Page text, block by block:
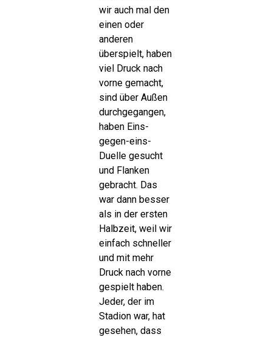
wir auch mal den
einen oder
anderen
überspielt, haben
viel Druck nach
vorne gemacht,
sind über Außen
durchgegangen,
haben Eins-
gegen-eins-
Duelle gesucht
und Flanken
gebracht. Das
war dann besser
als in der ersten
Halbzeit, weil wir
einfach schneller
und mit mehr
Druck nach vorne
gespielt haben.
Jeder, der im
Stadion war, hat
gesehen, dass